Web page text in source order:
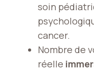
soin
cancer.
Nombre de
réelle